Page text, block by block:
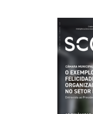
O ESG Lab está
sustentabilidade, o qual